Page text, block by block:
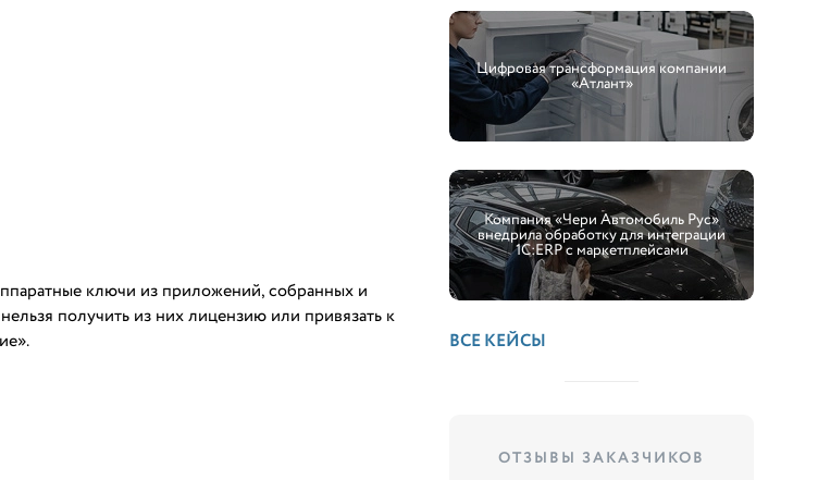
ключи из приложений, собранных и
получить из них лицензию или привязать к
Цифровая трансформация компании
«Атлант»
Компания «Чери Автомобиль Рус»
внедрила обработку для интеграции
1С:ERP с маркетплейсами
ВСЕ КЕЙСЫ
ОТЗЫВЫ ЗАКАЗЧИКОВ